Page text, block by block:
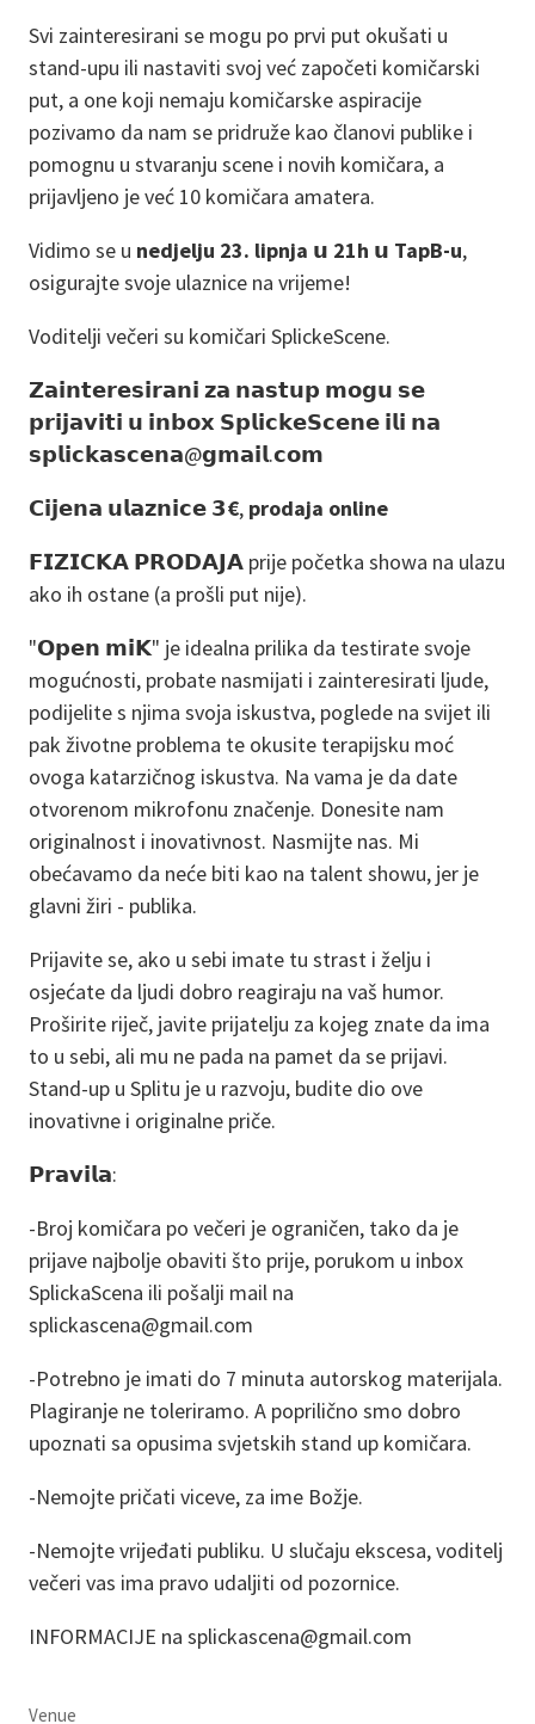
Svi zainteresirani se mogu po prvi put okušati u
stand-upu ili nastaviti svoj već započeti komičarski
put, a one koji nemaju komičarske aspiracije
pozivamo da nam se pridruže kao članovi publike i
pomognu u stvaranju scene i novih komičara, a
prijavljeno je već 10 komičara amatera.
Vidimo se u nedjelju 23. lipnja 𝘂 21h 𝘂 TapB-u,
osigurajte svoje ulaznice na vrijeme!
Voditelji večeri su komičari SplickeScene.
𝗭𝗮𝗶𝗻𝘁𝗲𝗿𝗲𝘀𝗶𝗿𝗮𝗻𝗶 𝘇𝗮 𝗻𝗮𝘀𝘁𝘂𝗽 𝗺𝗼𝗴𝘂 𝘀𝗲
𝗽𝗿𝗶𝗷𝗮𝘃𝗶𝘁𝗶 𝘂 𝗶𝗻𝗯𝗼𝘅 𝗦𝗽𝗹𝗶𝗰𝗸𝗲𝗦𝗰𝗲𝗻𝗲 𝗶𝗹𝗶 𝗻𝗮
𝘀𝗽𝗹𝗶𝗰𝗸𝗮𝘀𝗰𝗲𝗻𝗮@𝗴𝗺𝗮𝗶𝗹.𝗰𝗼𝗺
𝗖𝗶𝗷𝗲𝗻𝗮 𝘂𝗹𝗮𝘇𝗻𝗶𝗰𝗲 𝟯€, prodaja online
𝗙𝗜𝗭𝗜𝗖𝗞𝗔 𝗣𝗥𝗢𝗗𝗔𝗝𝗔 prije početka showa na ulazu
ako ih ostane (a prošli put nije).
"𝗢𝗽𝗲𝗻 𝗺𝗶𝗞" je idealna prilika da testirate svoje
mogućnosti, probate nasmijati i zainteresirati ljude,
podijelite s njima svoja iskustva, poglede na svijet ili
pak životne problema te okusite terapijsku moć
ovoga katarzičnog iskustva. Na vama je da date
otvorenom mikrofonu značenje. Donesite nam
originalnost i inovativnost. Nasmijte nas. Mi
obećavamo da neće biti kao na talent showu, jer je
glavni žiri - publika.
Prijavite se, ako u sebi imate tu strast i želju i
osjećate da ljudi dobro reagiraju na vaš humor.
Proširite riječ, javite prijatelju za kojeg znate da ima
to u sebi, ali mu ne pada na pamet da se prijavi.
Stand-up u Splitu je u razvoju, budite dio ove
inovativne i originalne priče.
𝗣𝗿𝗮𝘃𝗶𝗹𝗮:
-Broj komičara po večeri je ograničen, tako da je
prijave najbolje obaviti što prije, porukom u inbox
SplickaScena ili pošalji mail na
splickascena@gmail.com
-Potrebno je imati do 7 minuta autorskog materijala.
Plagiranje ne toleriramo. A poprilično smo dobro
upoznati sa opusima svjetskih stand up komičara.
-Nemojte pričati viceve, za ime Božje.
-Nemojte vrijeđati publiku. U slučaju ekscesa, voditelj
večeri vas ima pravo udaljiti od pozornice.
INFORMACIJE na splickascena@gmail.com
Venue